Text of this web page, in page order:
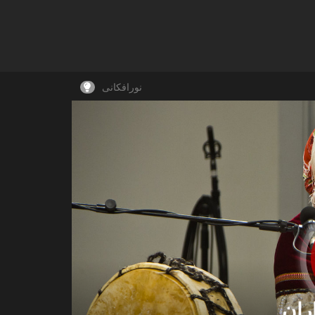
نورافکانی